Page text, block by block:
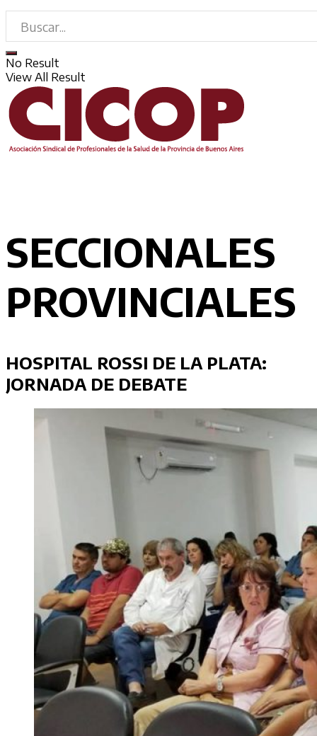
No Result
View All Result
SECCIONALES
PROVINCIALES
HOSPITAL ROSSI DE LA PLATA:
JORNADA DE DEBATE